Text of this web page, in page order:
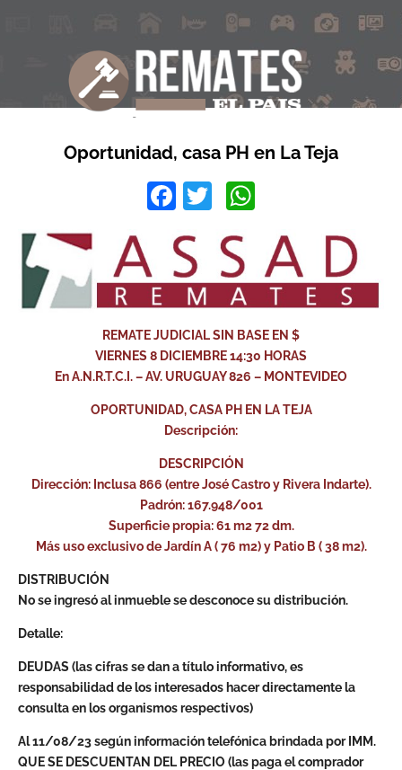
Oportunidad, casa PH en La Teja
Facebook
Twitter
REMATE JUDICIAL SIN BASE EN $
VIERNES 8 DICIEMBRE 14:30 HORAS
En A.N.R.T.C.I. – AV. URUGUAY 826 – MONTEVIDEO
OPORTUNIDAD, CASA PH EN LA TEJA
Descripción:
DESCRIPCIÓN
Dirección: Inclusa 866 (entre José Castro y Rivera Indarte).
Padrón: 167.948/001
Superficie propia: 61 m2 72 dm.
Más uso exclusivo de Jardín A ( 76 m2) y Patio B ( 38 m2).
DISTRIBUCIÓN
No se ingresó al inmueble se desconoce su distribución.
Detalle:
DEUDAS (las cifras se dan a título informativo, es
responsabilidad de los interesados hacer directamente la
consulta en los organismos respectivos)
Al 11/08/23 según información telefónica brindada por IMM.
QUE SE DESCUENTAN DEL PRECIO (las paga el comprador